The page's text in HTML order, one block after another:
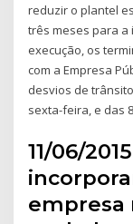
reduzir o plantel
três meses para a
execução, os
com a Empresa
desvios de
sexta-feira, e das
11/06/
empresa